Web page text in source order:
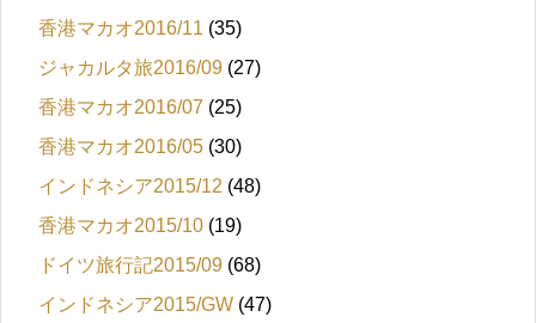
香港マカオ2016/11 (35)
ジャカルタ旅2016/09 (27)
香港マカオ2016/07 (25)
香港マカオ2016/05 (30)
インドネシア2015/12 (48)
香港マカオ2015/10 (19)
ドイツ旅行記2015/09 (68)
インドネシア2015/GW (47)